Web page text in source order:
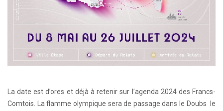
La date est d’ores et déjà à retenir sur l’agenda 2024 des Francs-
Comtois. La flamme olympique sera de passage dans le Doubs le